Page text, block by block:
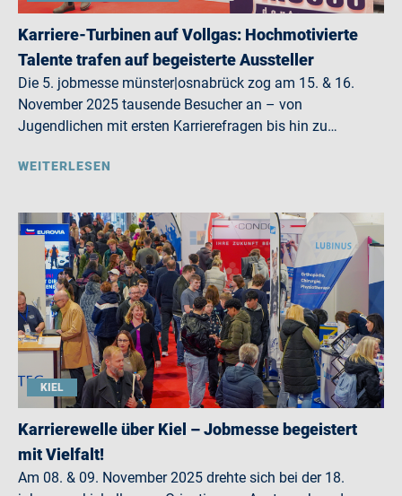
Karriere-Turbinen auf Vollgas: Hochmotivierte
Talente trafen auf begeisterte Aussteller
Die 5. jobmesse münster|osnabrück zog am 15. & 16.
November 2025 tausende Besucher an – von
Jugendlichen mit ersten Karrierefragen bis hin zu…
WEITERLESEN
KIEL
Karrierewelle über Kiel – Jobmesse begeistert
mit Vielfalt!
Am 08. & 09. November 2025 drehte sich bei der 18.